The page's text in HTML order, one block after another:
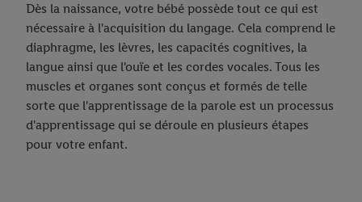
Dès la naissance, votre bébé possède tout ce qui est
nécessaire à l'acquisition du langage. Cela comprend le
diaphragme, les lèvres, les capacités cognitives, la
langue ainsi que l'ouïe et les cordes vocales. Tous les
muscles et organes sont conçus et formés de telle
sorte que l'apprentissage de la parole est un processus
d'apprentissage qui se déroule en plusieurs étapes
pour votre enfant.